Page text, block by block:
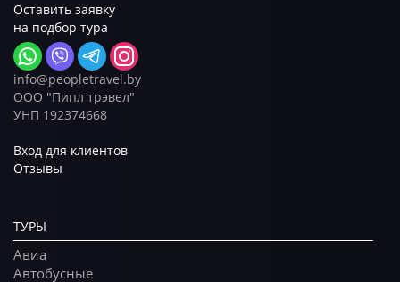
Оставить заявку
на подбор тура
info@peopletravel.by
ООО "Пипл трэвел"
УНП 192374668
Вход для клиентов
Отзывы
ТУРЫ
Авиа
Автобусные